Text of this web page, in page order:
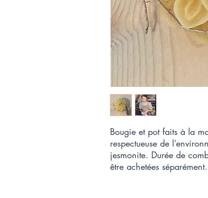
Bougie et pot faits à la
respectueuse de
jesmonite. Durée de
être achetées séparément.